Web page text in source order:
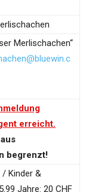
Merlischachen“
erreicht.
begrenzt!
/ Kinder &
Jahre: 20 CHF